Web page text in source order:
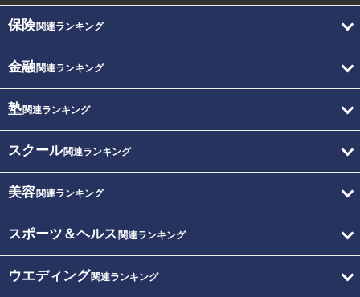
保険関連ランキング
金融関連ランキング
塾関連ランキング
スクール関連ランキング
美容関連ランキング
スポーツ＆ヘルス 関連ランキング
ウエディング関連ランキング